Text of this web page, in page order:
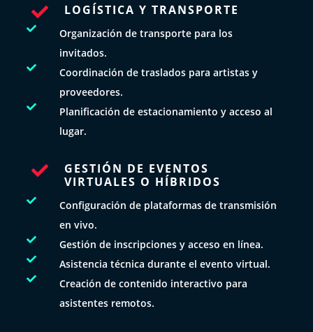
 LOGÍSTICA Y TRANSPORTE

Organización de transporte para los
invitados.

Coordinación de traslados para artistas y
proveedores.

Planificación de estacionamiento y acceso al
lugar.

GESTIÓN DE EVENTOS
VIRTUALES O HÍBRIDOS

Configuración de plataformas de transmisión
en vivo.
 Gestión de inscripciones y acceso en línea.
 Asistencia técnica durante el evento virtual.

Creación de contenido interactivo para
asistentes remotos.